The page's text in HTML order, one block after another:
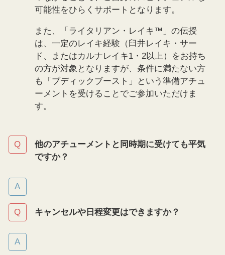
可能性をひらくサポートとなります。
また、「ライタリアン・レイキ™」の伝授
は、一定のレイキ経験（臼井レイキ・サー
ド、またはカルナレイキ1・2以上）をお持ち
の方が対象となりますが、条件に満たない方
も「ブディックブースト」という準備アチュ
ーメントを受けることでご参加いただけま
す。
他のアチューメントと同時期に受けても平気
ですか？
キャンセルや日程変更はできますか？